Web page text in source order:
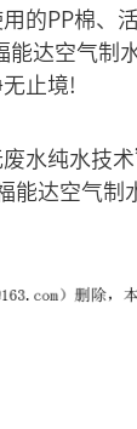
的PP棉、
达空气制
止境!
水纯水技
能达空气